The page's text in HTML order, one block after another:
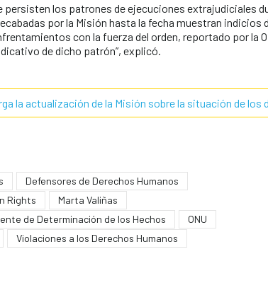
persisten los patrones de ejecuciones extrajudiciales
por la Misión hasta la fecha muestran indicios
con la fuerza del orden, reportado por la
de dicho patrón”, explicó.
la actualización de la Misión sobre la situación de los
Defensores de Derechos Humanos
Rights
Marta Valiñas
de Determinación de los Hechos
ONU
Violaciones a los Derechos Humanos